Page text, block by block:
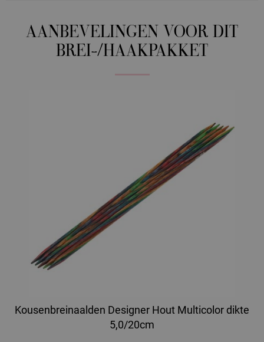
AANBEVELINGEN VOOR DIT
BREI-/HAAKPAKKET
Kousenbreinaalden Designer Hout Multicolor dikte
5,0/20cm